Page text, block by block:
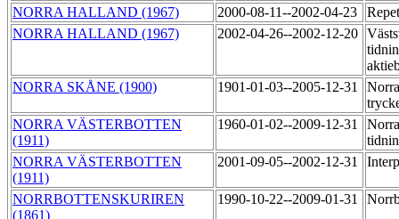
NORRA HALLAND (1967)
2000-08-11--2002-04-23
NORRA HALLAND (1967)
2002-04-26--2002-12-20
NORRA SKÅNE (1900)
1901-01-03--2005-12-31
NORRA VÄSTERBOTTEN
(1911)
1960-01-02--2009-12-31
NORRA VÄSTERBOTTEN
(1911)
2001-09-05--2002-12-31
NORRBOTTENSKURIREN
(1861)
1990-10-22--2009-01-31